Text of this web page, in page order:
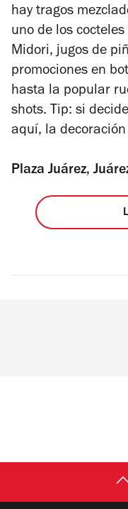
hay tragos
uno de los
Midori, jugos de
promociones en
hasta la popular
shots. Tip: si
aquí, la
Plaza Juárez,